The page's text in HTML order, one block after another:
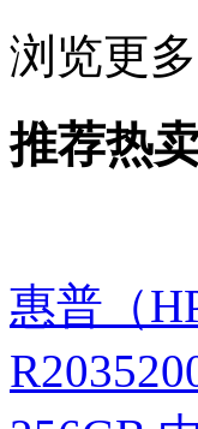
浏览更多
推荐热
惠普（